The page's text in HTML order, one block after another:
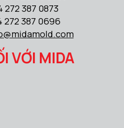
272 387 0873
272 387 0696
VỚI MIDA